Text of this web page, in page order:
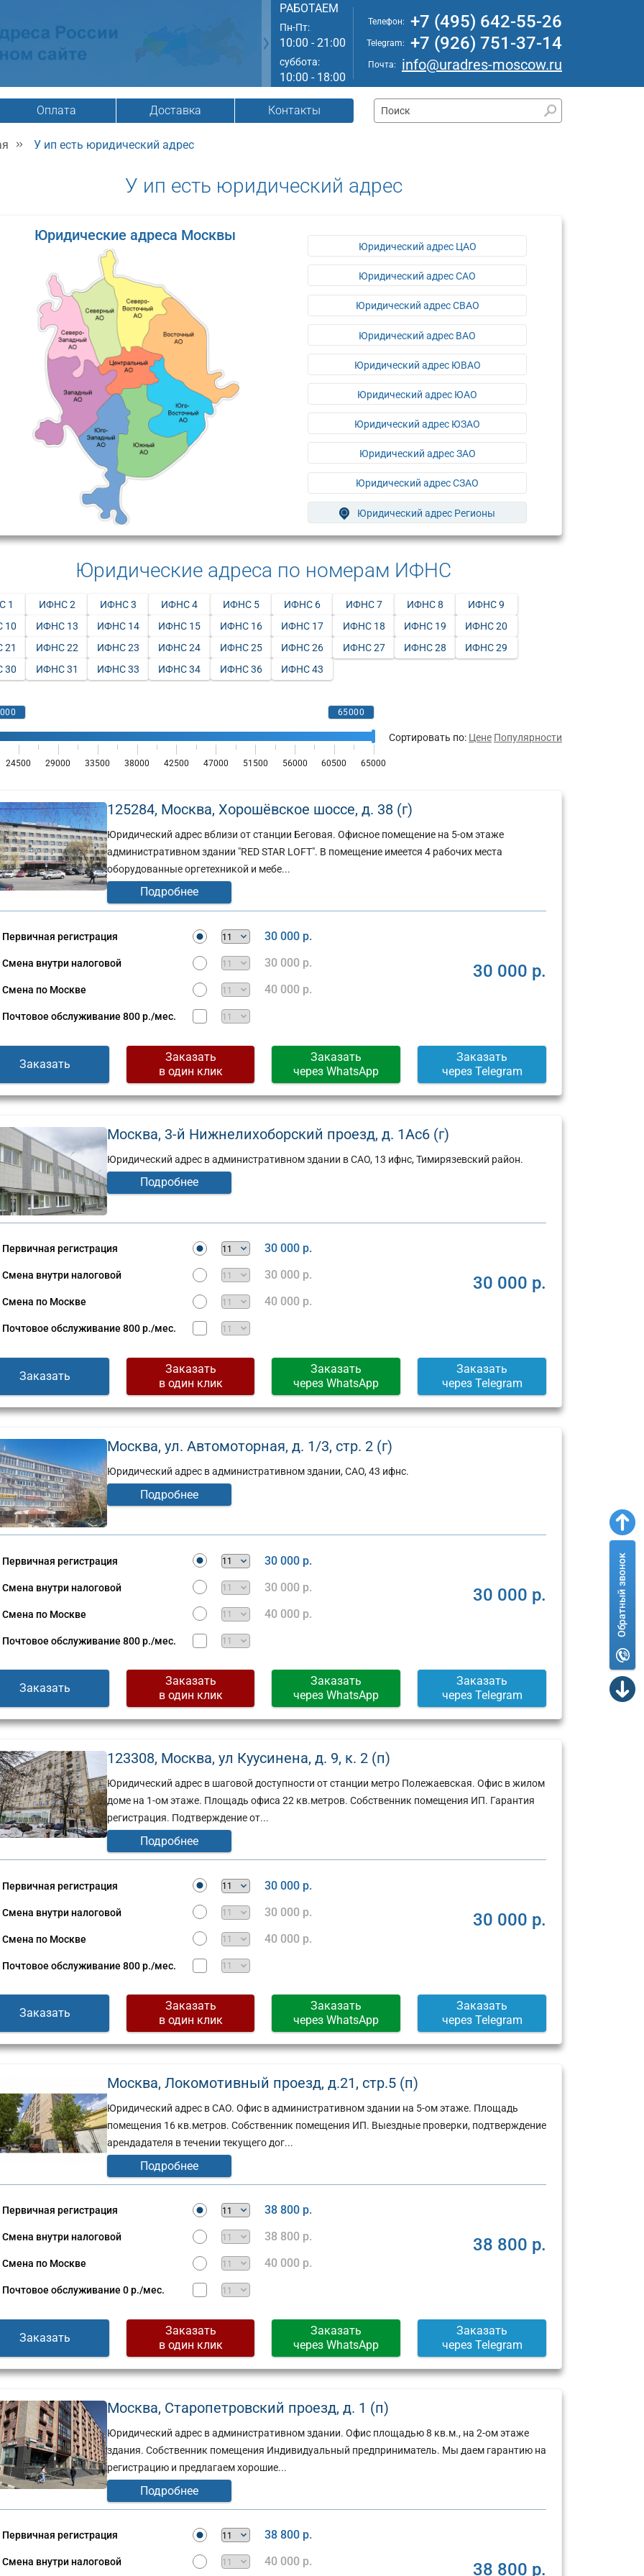
РАБОТАЕМ
Пн-Пт:
10:00 - 21:00
суббота:
10:00 - 18:00
Телефон: +7 (495) 642-55-26
Telegram: +7 (926) 751-37-14
Почта: info@uradres-moscow.ru
Оплата Доставка Контакты
Юридический
стр.
(г)
Москва,
У ип есть юридический адрес
У ип есть юридический адрес
Юридические адреса Москвы
Юридический адрес ЦАО
Юридический адрес САО
Юридический адрес СВАО
Юридический адрес ВАО
Юридический адрес ЮВАО
Юридический адрес ЮАО
Юридический адрес ЮЗАО
Юридический адрес ЗАО
Юридический адрес СЗАО
Юридический адрес Регионы
Юридические адреса по номерам ИФНС
1 ИФНС 2 ИФНС 3 ИФНС 4 ИФНС 5 ИФНС 6 ИФНС 7 ИФНС 8
ИФНС 9
10
ИФНС 13 ИФНС 14 ИФНС 15 ИФНС 16 ИФНС 17 ИФНС 18 ИФНС 19
ИФНС 20
21
ИФНС 22 ИФНС 23 ИФНС 24 ИФНС 25 ИФНС 26 ИФНС 27 ИФНС 28
ИФНС 29
30
ИФНС 31 ИФНС 33 ИФНС 34 ИФНС 36 ИФНС 43
Сортировать по: Цене Популярности
125284, Москва, Хорошёвское шоссе, д. 38 (г)
Юридический адрес вблизи от станции Беговая. Офисное помещение на 5-ом этаже
административном здании "RED STAR LOFT". В помещение имеется 4 рабочих места
оборудованные оргетехникой и мебе...
Подробнее
Первичная регистрация 30 000 р.
Смена внутри налоговой 30 000 р.
Смена по Москве 40 000 р.
Почтовое обслуживание 800 р./мес.
30 000 р.
Заказать
Заказать
в один клик
Заказать
через WhatsApp
Заказать
через Telegram
Москва, 3-й Нижнелихоборский проезд, д. 1Ас6 (г)
Юридический адрес в административном здании в САО, 13 ифнс, Тимирязевский район.
Подробнее
Первичная регистрация 30 000 р.
Смена внутри налоговой 30 000 р.
Смена по Москве 40 000 р.
Почтовое обслуживание 800 р./мес.
30 000 р.
Заказать
Заказать
в один клик
Заказать
через WhatsApp
Заказать
через Telegram
Москва, ул. Автомоторная, д. 1/3, стр. 2 (г)
Юридический адрес в административном здании, САО, 43 ифнс.
Подробнее
Первичная регистрация 30 000 р.
Смена внутри налоговой 30 000 р.
Смена по Москве 40 000 р.
Почтовое обслуживание 800 р./мес.
30 000 р.
Заказать
Заказать
в один клик
Заказать
через WhatsApp
Заказать
через Telegram
123308, Москва, ул Куусинена, д. 9, к. 2 (п)
Юридический адрес в шаговой доступности от станции метро Полежаевская. Офис в жилом
доме на 1-ом этаже. Площадь офиса 22 кв.метров. Собственник помещения ИП. Гарантия
регистрация. Подтверждение от...
Подробнее
Первичная регистрация 30 000 р.
Смена внутри налоговой 30 000 р.
Смена по Москве 40 000 р.
Почтовое обслуживание 800 р./мес.
30 000 р.
Заказать
Заказать
в один клик
Заказать
через WhatsApp
Заказать
через Telegram
Москва, Локомотивный проезд, д.21, стр.5 (п)
Юридический адрес в САО. Офис в административном здании на 5-ом этаже. Площадь
помещения 16 кв.метров. Собственник помещения ИП. Выездные проверки, подтверждение
арендадателя в течении текущего дог...
Подробнее
Первичная регистрация 38 800 р.
Смена внутри налоговой 38 800 р.
Смена по Москве 40 000 р.
Почтовое обслуживание 0 р./мес.
38 800 р.
Заказать
Заказать
в один клик
Заказать
через WhatsApp
Заказать
через Telegram
Москва, Старопетровский проезд, д. 1 (п)
Юридический адрес в административном здании. Офис площадью 8 кв.м., на 2-ом этаже
здания. Собственник помещения Индивидуальный предприниматель. Мы даем гарантию на
регистрацию и предлагаем хорошие...
Подробнее
Первичная регистрация 38 800 р.
Смена внутри налоговой 40 000 р. 38 800 р.